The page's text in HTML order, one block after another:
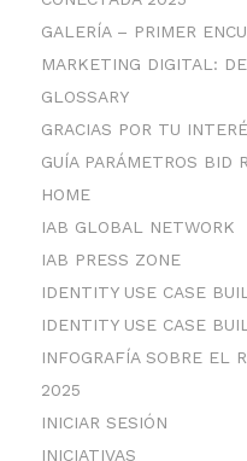
GALERÍA – PRIMER
MARKETING DIGITAL:
GLOSSARY
GRACIAS POR TU
GUÍA PARÁMETROS BID
HOME
IAB GLOBAL NETWORK
IAB PRESS ZONE
IDENTITY USE CASE
IDENTITY USE CASE
INFOGRAFÍA SOBRE EL
2025
INICIAR SESIÓN
INICIATIVAS